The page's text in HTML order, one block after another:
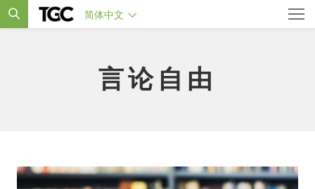
简体中文
言论自由